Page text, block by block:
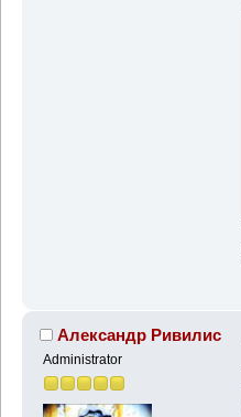
Александр Ривилис
Administrator